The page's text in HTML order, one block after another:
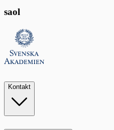
saol
Kontakt